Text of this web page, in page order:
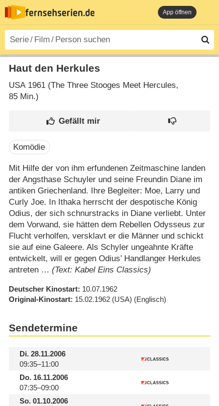
App öffnen
Haut den Herkules
USA1961 (The Three Stooges Meet Hercules‎,
85 Min.)
Komödie
Mit Hilfe der von ihm erfundenen Zeitmaschine landen
der Angsthase Schuyler und seine Freundin Diane im
antiken Griechenland. Ihre Begleiter: Moe, Larry und
Curly Joe. In Ithaka herrscht der despotische König
Odius, der sich schnurstracks in Diane verliebt. Unter
dem Vorwand, sie hätten dem Rebellen Odysseus zur
Flucht verholfen, versklavt er die Männer und schickt
sie auf eine Galeere. Als Schyler ungeahnte Kräfte
entwickelt, will er gegen Odius’ Handlanger Herkules
antreten … (Text: Kabel Eins Classics)
Deutscher Kinostart 10.07.1962
Original-Kinostart 15.02.1962 (USA) (Englisch)
Sendetermine
Di.28.11.2006
09:35–11:00
Do.16.11.2006
07:35–09:00
So.01.10.2006